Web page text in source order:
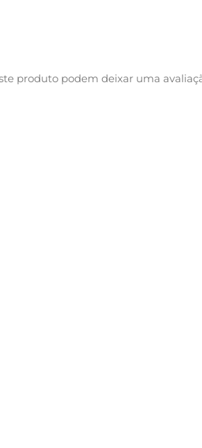
produto podem deixar uma